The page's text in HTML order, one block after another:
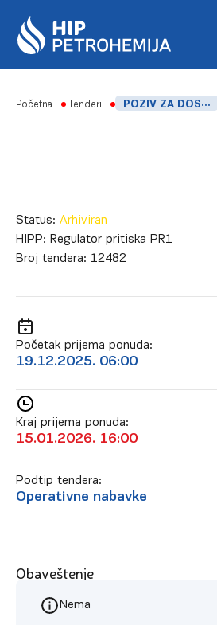
Početna Tenderi POZIV ZA DOSTAVLJANJE PONUDA_NABAVKA REGULATORA PRITISKA PR1
Status: Arhiviran
HIPP: Regulator pritiska PR1
Broj tendera: 12482
Početak prijema ponuda:
19.12.2025. 06:00
Kraj prijema ponuda:
15.01.2026. 16:00
Podtip tendera:
Operativne nabavke
Obaveštenje
Nema